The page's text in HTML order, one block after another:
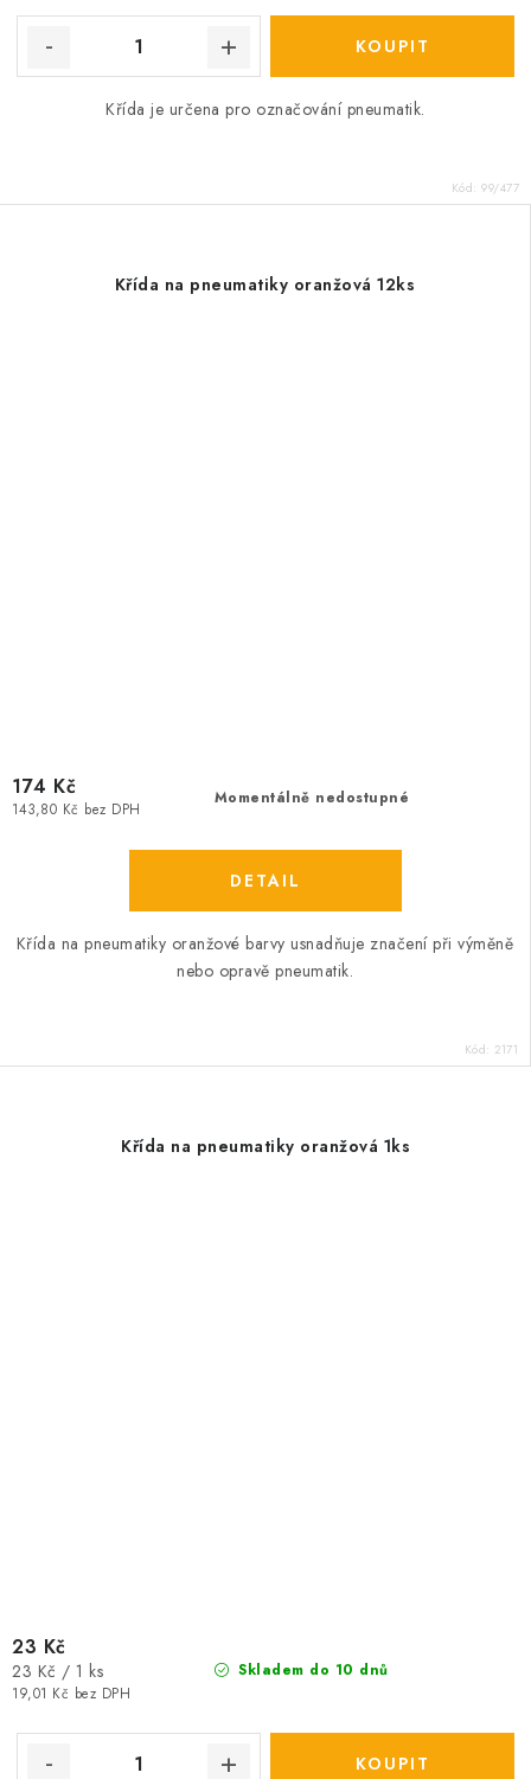
Křída je určena pro označování pneumatik.
Kód: 99/477
Křída na pneumatiky oranžová 12ks
Momentálně nedostupné
143,80 Kč bez DPH
174 Kč
Křída na pneumatiky oranžové barvy usnadňuje značení při výměně
nebo opravě pneumatik.
Kód: 2171
Křída na pneumatiky oranžová 1ks
Skladem do 10 dnů
19,01 Kč bez DPH
23 Kč
Měrná
cena:
23 Kč / 1 ks